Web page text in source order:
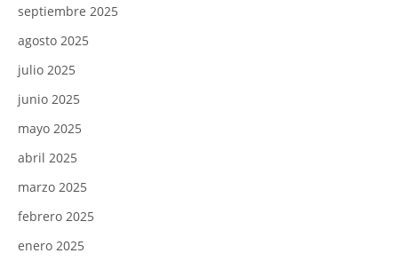
septiembre 2025
agosto 2025
julio 2025
junio 2025
mayo 2025
abril 2025
marzo 2025
febrero 2025
enero 2025